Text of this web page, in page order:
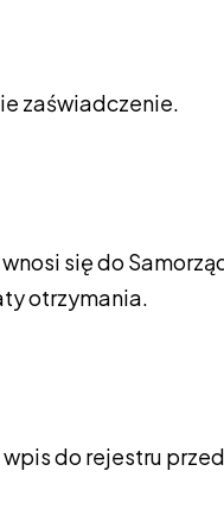
zaświadczenie.
się do
otrzymania.
do rejestru